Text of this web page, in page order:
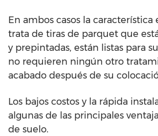
En ambos casos la característica
trata de tiras de parquet que
y prepintadas, están listas para
no requieren ningún otro
acabado después de su
Los bajos costos y la rápida
algunas de las principales
de suelo.